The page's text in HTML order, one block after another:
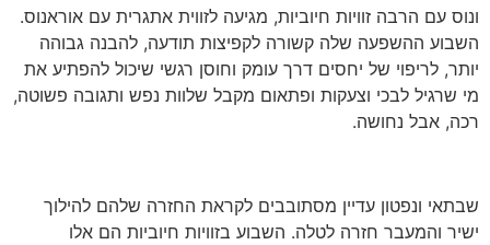
ונוס עם הרבה זוויות חיוביות, מגיעה לזווית אתגרית עם אוראנוס.
השבוע ההשפעה שלה קשורה לקפיצות תודעה, להבנה גבוהה
יותר, לריפוי של יחסים דרך עומק וחוסן רגשי שיכול להפתיע את
מי שרגיל לבכי וצעקות ופתאום מקבל שלוות נפש ותגובה פשוטה,
רכה, אבל נחושה.
שבתאי ונפטון עדיין מסתובבים לקראת החזרה שלהם להילוך
ישיר והמעבר חזרה לטלה. השבוע בזוויות חיוביות הם אלו